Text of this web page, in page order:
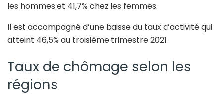
les hommes et 41,7% chez les femmes.
Il est accompagné d’une baisse du taux d’activité qui
atteint 46,5% au troisième trimestre 2021.
Taux de chômage selon les
régions